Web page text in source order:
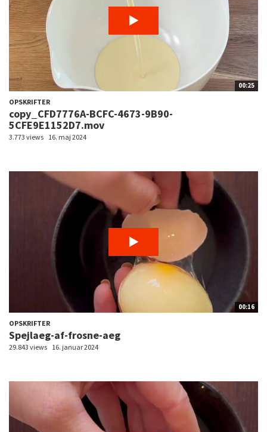
00:25
OPSKRIFTER
copy_CFD7776A-BCFC-4673-9B90-
5CFE9E1152D7.mov
3.773 views 16. maj 2024
00:16
OPSKRIFTER
Spejlaeg-af-frosne-aeg
29.843 views 16. januar 2024